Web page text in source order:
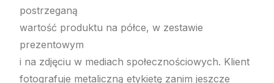
postrzeganą
wartość produktu na półce, w zestawie
prezentowym
i na zdjęciu w mediach społecznościowych. Klient
fotografuje metaliczną etykietę zanim jeszcze